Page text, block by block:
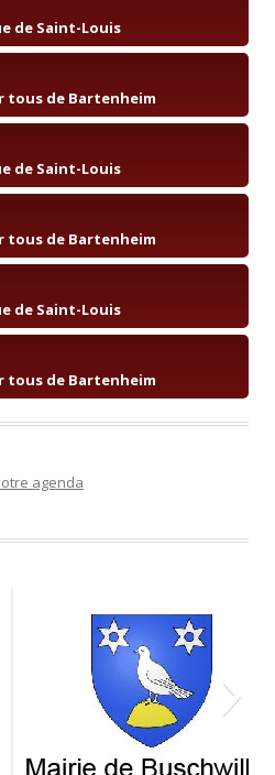
de Saint-Louis
tous de Bartenheim
de Saint-Louis
tous de Bartenheim
de Saint-Louis
tous de Bartenheim
agenda